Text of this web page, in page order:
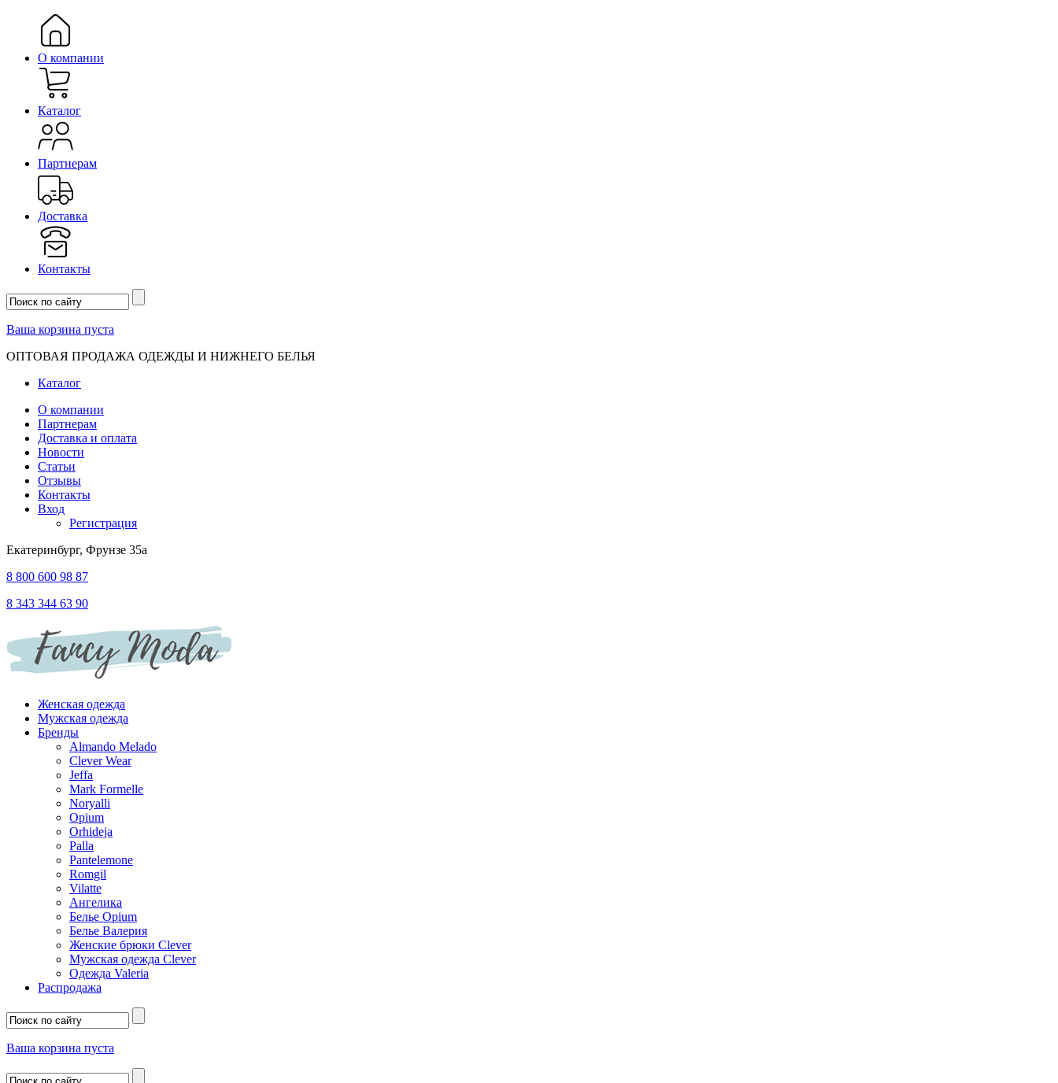
О компании
Каталог
Партнерам
Доставка
Контакты
Ваша корзина пуста
ОПТОВАЯ ПРОДАЖА ОДЕЖДЫ И НИЖНЕГО БЕЛЬЯ
Каталог
О компании
Партнерам
Доставка и оплата
Новости
Статьи
Отзывы
Контакты
Вход
Регистрация
Екатеринбург, Фрунзе 35а
8 800 600 98 87
8 343 344 63 90
Женская одежда
Мужская одежда
Бренды
Almando Melado
Clever Wear
Jeffa
Mark Formelle
Noryalli
Opium
Orhideja
Palla
Pantelemone
Romgil
Vilatte
Ангелика
Белье Opium
Белье Валерия
Женские брюки Clever
Мужская одежда Clever
Одежда Valeria
Распродажа
Ваша корзина пуста